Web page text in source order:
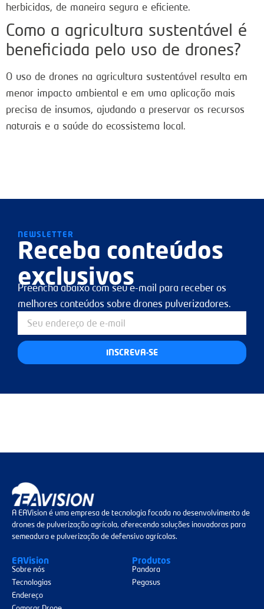
herbicidas, de maneira segura e eficiente.
Como a agricultura sustentável é
beneficiada pelo uso de drones?
O uso de drones na agricultura sustentável resulta em
menor impacto ambiental e em uma aplicação mais
precisa de insumos, ajudando a preservar os recursos
naturais e a saúde do ecossistema local.
NEWSLETTER
Receba conteúdos
exclusivos
Preencha abaixo com seu e-mail para receber os
melhores conteúdos sobre drones pulverizadores.
INSCREVA-SE
A EAVision é uma empresa de tecnologia focada no desenvolvimento de
drones de pulverização agrícola, oferecendo soluções inovadoras para
semeadura e pulverização de defensivo agrícolas.
EAVision
Sobre nós
Tecnologias
Endereço
Produtos
Pandora
Pegasus